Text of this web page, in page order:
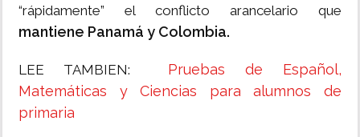
“rápidamente” el conflicto arancelario que
mantiene Panamá y Colombia.
LEE TAMBIEN: Pruebas de Español,
Matemáticas y Ciencias para alumnos de
primaria